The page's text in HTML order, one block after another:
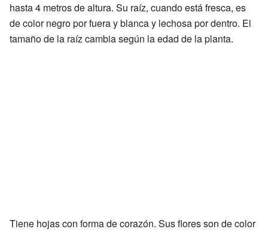
hasta 4 metros de altura. Su raíz, cuando está fresca, es
de color negro por fuera y blanca y lechosa por dentro. El
tamaño de la raíz cambia según la edad de la planta.
Tiene hojas con forma de corazón. Sus flores son de color